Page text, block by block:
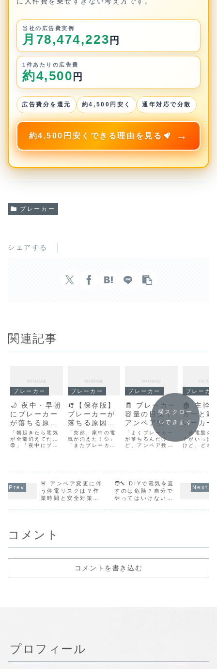
当社の広告費実例
月78,474,223 円
1件あたりの広告費
約4,500 円
広告費分を還元 約4,500円安く 通年対応で分散
約4,500円安くできる理由を見る
ブレーカー
シェアする
関連記事
ブレーカー
🌙 夜中・早朝
にブレーカー
が落ちる原因
は？時間帯別
トラブル解説
「朝起きたら電気
が全部消えてた…
😨」「夜中にブレ
早朝にブレーカー
が落ちるのは“偶
然”ではありませ
ん。この時間帯に
ブレーカー
🧯【保存版】
ブレーカーが
落ちる原因と
対処法｜突然
の停電でも慌
てない！
「突然、家中の電
気が消えた！💦」
「またブレーカー
忙しい時間帯や夕
飯の支度中に電気
が落ちると本当に
困りますよね。こ
ブレーカー
🧾 ブレーカー
容量の目安｜
アンペア数を
上げると電気
代はどう変わ
る？
「よくブレーカー
が落ちるんだけ
ど、アンペア数を
を持っている方
へ、この記事でス
ッキリ解説します
💡ブレーカーの容
ブレーカ
🏠 主幹
カーと漏
レーカー
いを徹底
説！
「分電盤の
チがいっぱ
けど、どれ
方、多いの
いでしょう
横スクロー
ルできます
🚨 アンペア変更に伴
う停電リスクは？作
業時間と安全対策｜
🧑‍🔧 DIYで電気を直
すのは危険？自分で
やってはいけない修
コメント
コメントを書き込む
プロフィール